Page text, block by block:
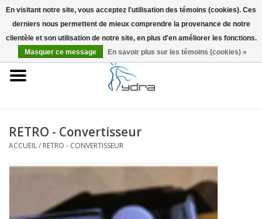
EUR
Accueil
RETRO - Convertisseur
ACCUEIL/ RETRO - CONVERTISSEUR
En visitant notre site, vous acceptez l'utilisation des témoins (cookies). Ces
derniers nous permettent de mieux comprendre la provenance de notre
clientèle et son utilisation de notre site, en plus d'en améliorer les fonctions.
Masquer ce message
En savoir plus sur les témoins (cookies) »